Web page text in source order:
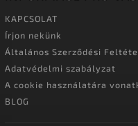
KAPCSOLAT
Írjon nekünk
Általános Szerződési
Adatvédelmi szabályzat
A cookie használatára
BLOG